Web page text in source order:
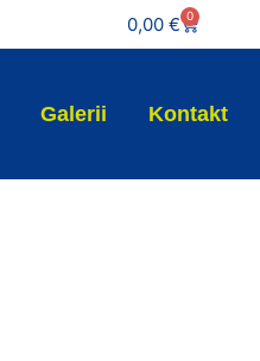
0,00€ 0
Galerii Kontakt